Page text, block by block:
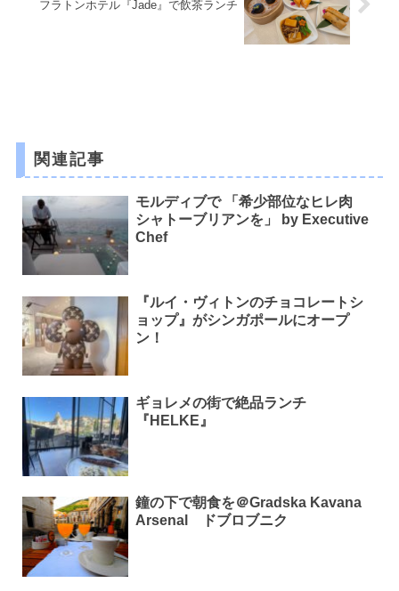
フラトンホテル『Jade』で飲茶ランチ
関連記事
モルディブで 「希少部位なヒレ肉
シャトーブリアンを」 by Executive
Chef
『ルイ・ヴィトンのチョコレートシ
ョップ』がシンガポールにオープ
ン！
ギョレメの街で絶品ランチ
『HELKE』
鐘の下で朝食を＠Gradska Kavana
Arsenal ドブロブニク